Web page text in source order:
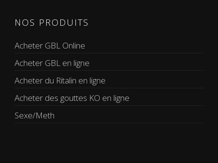
NOS PRODUITS
Acheter GBL Online
Acheter GBL en ligne
Acheter du Ritalin en ligne
Acheter des gouttes KO en ligne
Sexe/Meth